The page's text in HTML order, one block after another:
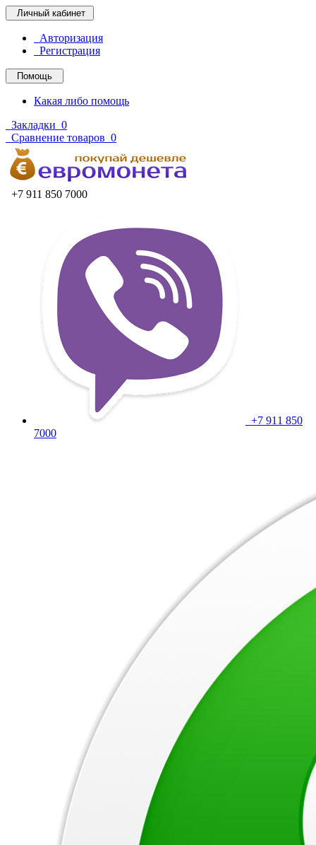
Личный кабинет
Авторизация
Регистрация
Помощь
Какая либо помощь
Закладки 0
Сравнение товаров 0
+7 911 850 7000
+7 911 850
7000